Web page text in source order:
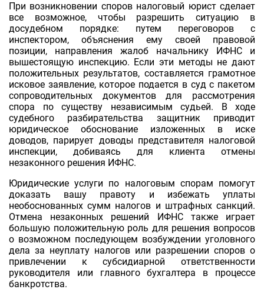
При возникновении споров налоговый юрист сделает
все возможное, чтобы разрешить ситуацию в
досудебном порядке: путем переговоров с
инспектором, объяснения ему своей правовой
позиции, направления жалоб начальнику ИФНС и
вышестоящую инспекцию. Если эти методы не дают
положительных результатов, составляется грамотное
исковое заявление, которое подается в суд с пакетом
сопроводительных документов для рассмотрения
спора по существу независимым судьей. В ходе
судебного разбирательства защитник приводит
юридическое обоснование изложенных в иске
доводов, парирует доводы представителя налоговой
инспекции, добиваясь для клиента отмены
незаконного решения ИФНС.
Юридические услуги по налоговым спорам помогут
доказать вашу правоту и избежать уплаты
необоснованных сумм налогов и штрафных санкций.
Отмена незаконных решений ИФНС также играет
большую положительную роль для решения вопросов
о возможном последующем возбуждении уголовного
дела за неуплату налогов или разрешении споров о
привлечении к субсидиарной ответственности
руководителя или главного бухгалтера в процессе
банкротства.